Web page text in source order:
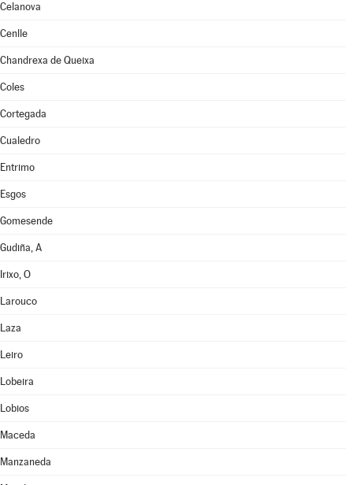
Celanova
Cenlle
Chandrexa de Queixa
Coles
Cortegada
Cualedro
Entrimo
Esgos
Gomesende
Gudiña, A
Irixo, O
Larouco
Laza
Leiro
Lobeira
Lobios
Maceda
Manzaneda